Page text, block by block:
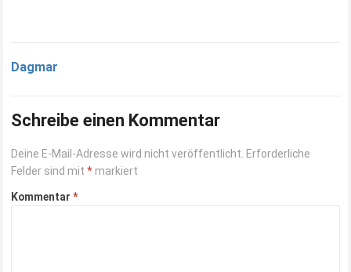
Dagmar
Schreibe einen Kommentar
Deine E-Mail-Adresse wird nicht veröffentlicht. Erforderliche
Felder sind mit* markiert
Kommentar*